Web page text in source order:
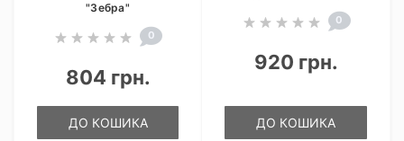
"Зебра"
0
804 грн.
ДО КОШИКА
0
920 грн.
ДО КОШИКА